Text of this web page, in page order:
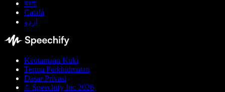
বাংলা
Català
اردو
Keutamaan Kuki
Terma Perkhidmatan
Dasar Privasi
© Speechify Inc 2026